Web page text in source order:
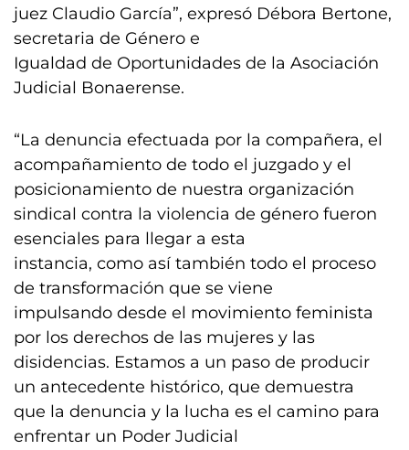
juez Claudio García”, expresó Débora Bertone,
secretaria de Género e
Igualdad de Oportunidades de la Asociación
Judicial Bonaerense.
“La denuncia efectuada por la compañera, el
acompañamiento de todo el juzgado y el
posicionamiento de nuestra organización
sindical contra la violencia de género fueron
esenciales para llegar a esta
instancia, como así también todo el proceso
de transformación que se viene
impulsando desde el movimiento feminista
por los derechos de las mujeres y las
disidencias. Estamos a un paso de producir
un antecedente histórico, que demuestra
que la denuncia y la lucha es el camino para
enfrentar un Poder Judicial